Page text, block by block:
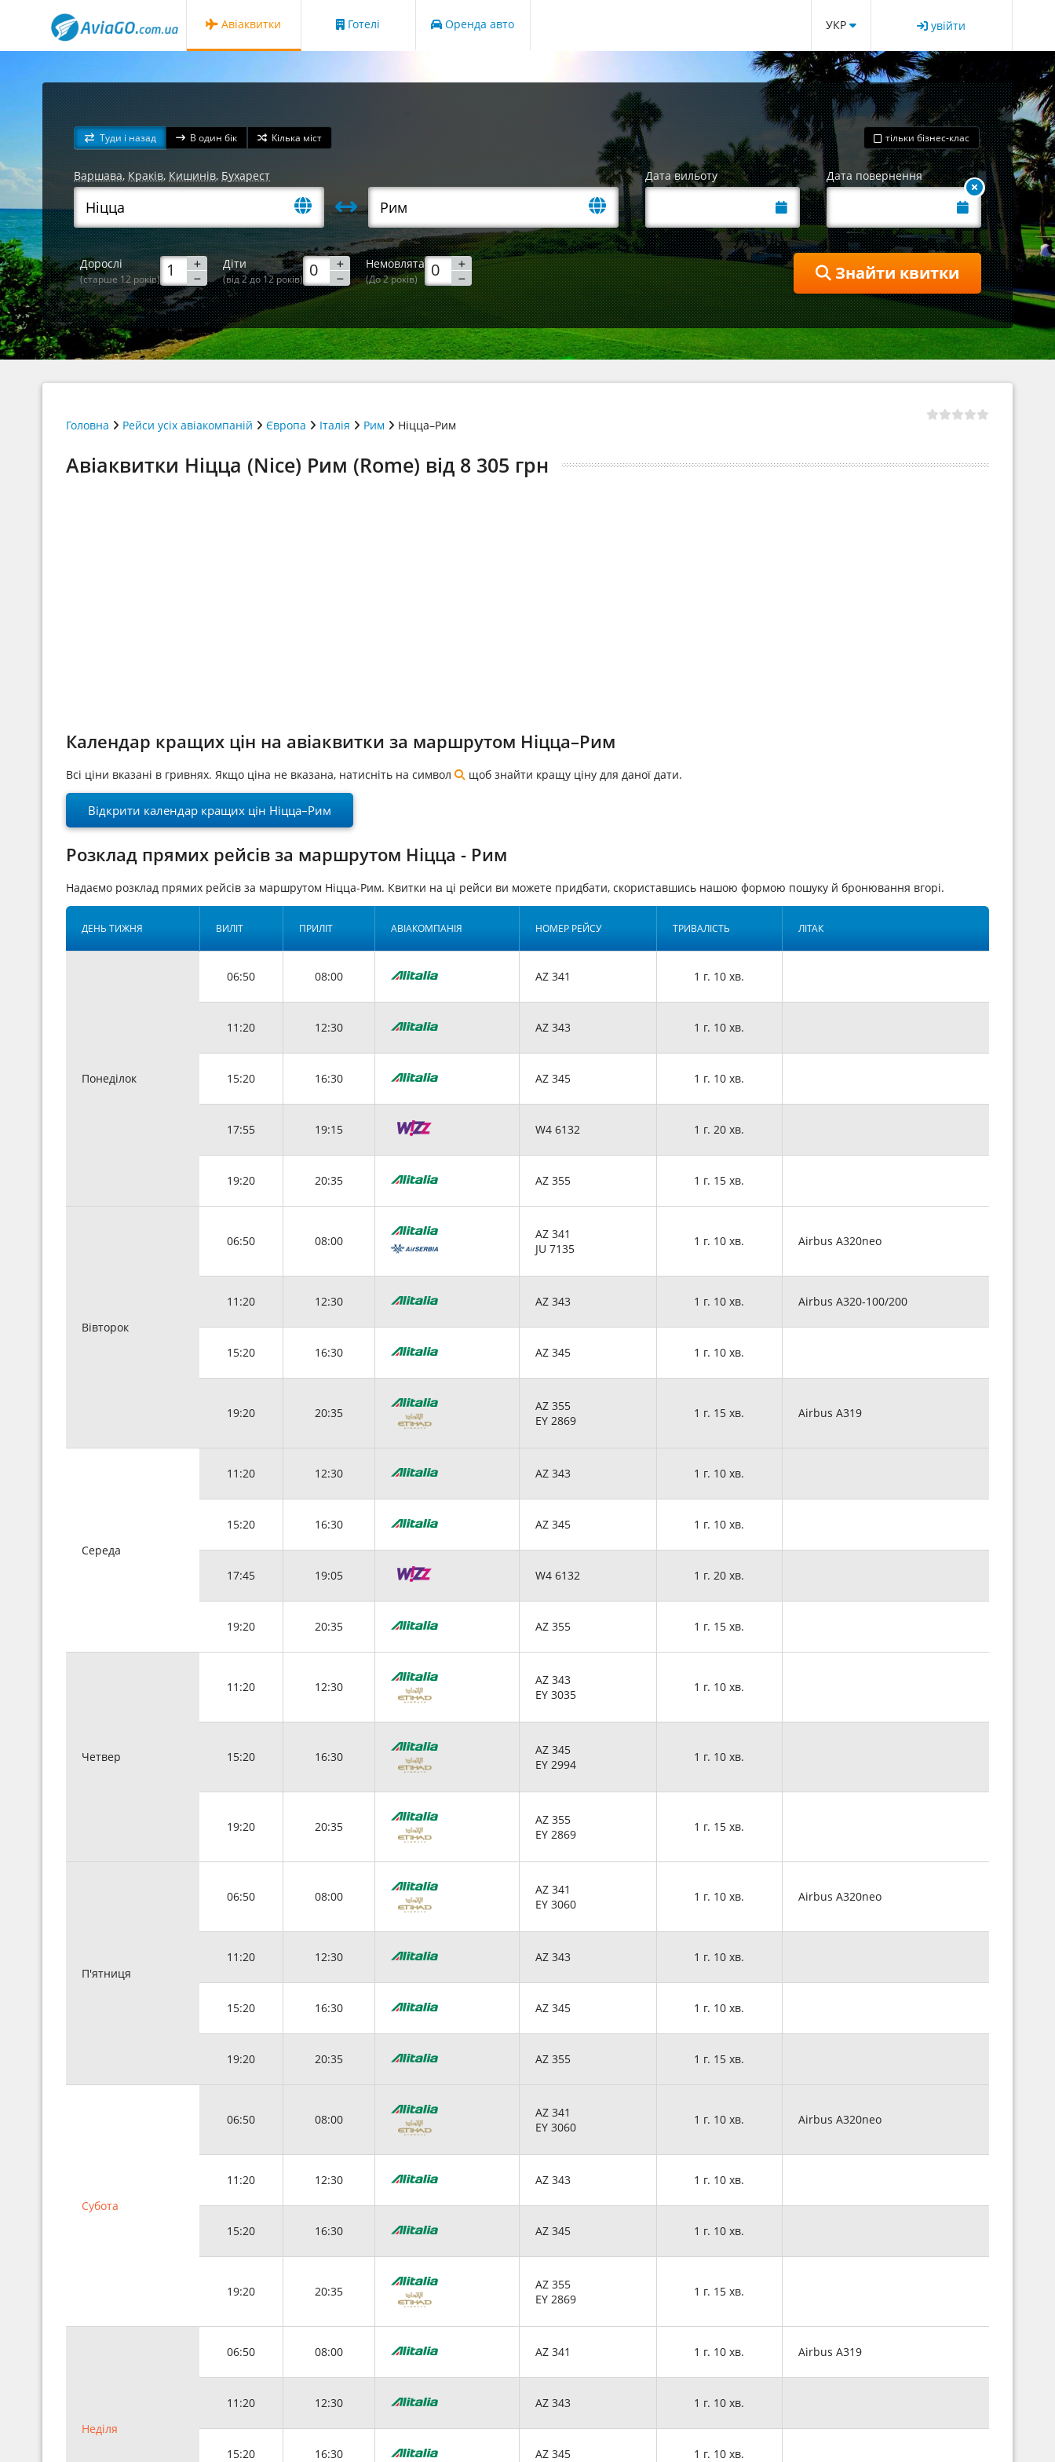
Авіаквитки Готелі Оренда авто УКР увійти
Туди і назад В один бік Кілька міст тільки бізнес-клас
Варшава,Краків, Кишинів, Бухарест Дата вильоту Дата повернення
Дорослі
(старше 12 років)
Діти
(від 2 до 12 років)
Немовлята
(До 2 років) Знайти квитки
Головна Рейси усіх авіакомпаній Європа Італія Рим Ніцца–Рим
Авіаквитки Ніцца (Nice) Рим (Rome) від 8 305 грн
Календар кращих цін на авіаквитки за маршрутом Ніцца–Рим
Всі ціни вказані в гривнях. Якщо ціна не вказана, натисніть на символ щоб знайти кращу ціну для даної дати.
Відкрити календар кращих цін Ніцца–Рим
Розклад прямих рейсів за маршрутом Ніцца - Рим
Надаємо розклад прямих рейсів за маршрутом Ніцца-Рим. Квитки на ці рейси ви можете придбати, скориставшись нашою формою пошуку й бронювання вгорі.
ДЕНЬ ТИЖНЯ ВИЛІТ ПРИЛІТ АВІАКОМПАНІЯ НОМЕР РЕЙСУ ТРИВАЛІСТЬ ЛІТАК
Понеділок
06:50 08:00 AZ 341 1 г. 10 хв.
11:20 12:30 AZ 343 1 г. 10 хв.
15:20 16:30 AZ 345 1 г. 10 хв.
17:55 19:15 W4 6132 1 г. 20 хв.
19:20 20:35 AZ 355 1 г. 15 хв.
Вівторок
06:50 08:00
AZ 341
JU 7135
1 г. 10 хв. Airbus A320neo
11:20 12:30 AZ 343 1 г. 10 хв. Airbus A320-100/200
15:20 16:30 AZ 345 1 г. 10 хв.
19:20 20:35
AZ 355
EY 2869
1 г. 15 хв. Airbus A319
Середа
11:20 12:30 AZ 343 1 г. 10 хв.
15:20 16:30 AZ 345 1 г. 10 хв.
17:45 19:05 W4 6132 1 г. 20 хв.
19:20 20:35 AZ 355 1 г. 15 хв.
Четвер
11:20 12:30
AZ 343
EY 3035
1 г. 10 хв.
15:20 16:30
AZ 345
EY 2994
1 г. 10 хв.
19:20 20:35
AZ 355
EY 2869
1 г. 15 хв.
П'ятниця
06:50 08:00
AZ 341
EY 3060
1 г. 10 хв. Airbus A320neo
11:20 12:30 AZ 343 1 г. 10 хв.
15:20 16:30 AZ 345 1 г. 10 хв.
19:20 20:35 AZ 355 1 г. 15 хв.
Субота
06:50 08:00
AZ 341
EY 3060
1 г. 10 хв. Airbus A320neo
11:20 12:30 AZ 343 1 г. 10 хв.
15:20 16:30 AZ 345 1 г. 10 хв.
19:20 20:35
AZ 355
EY 2869
1 г. 15 хв.
Неділя
06:50 08:00 AZ 341 1 г. 10 хв. Airbus A319
11:20 12:30 AZ 343 1 г. 10 хв.
15:20 16:30 AZ 345 1 г. 10 хв.